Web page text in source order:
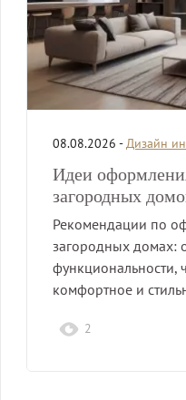
08.08.2026 -Дизайн
Идеи
загородных
Рекомендации по
загородных домах:
функциональности,
комфортное и
2